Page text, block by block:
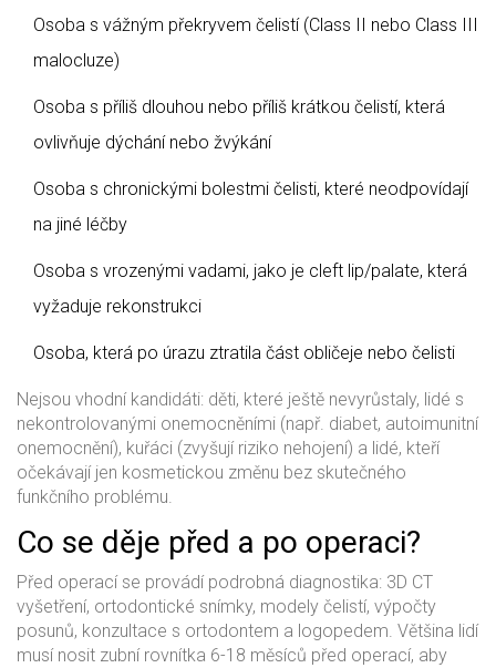
Osoba s vážným překryvem čelistí (Class II nebo Class III
malocluze)
Osoba s příliš dlouhou nebo příliš krátkou čelistí, která
ovlivňuje dýchání nebo žvýkání
Osoba s chronickými bolestmi čelisti, které neodpovídají
na jiné léčby
Osoba s vrozenými vadami, jako je cleft lip/palate, která
vyžaduje rekonstrukci
Osoba, která po úrazu ztratila část obličeje nebo čelisti
Nejsou vhodní kandidáti: děti, které ještě nevyrůstaly, lidé s
nekontrolovanými onemocněními (např. diabet, autoimunitní
onemocnění), kuřáci (zvyšují riziko nehojení) a lidé, kteří
očekávají jen kosmetickou změnu bez skutečného
funkčního problému.
Co se děje před a po operaci?
Před operací se provádí podrobná diagnostika: 3D CT
vyšetření, ortodontické snímky, modely čelistí, výpočty
posunů, konzultace s ortodontem a logopedem. Většina lidí
musí nosit zubní rovnítka 6-18 měsíců před operací, aby